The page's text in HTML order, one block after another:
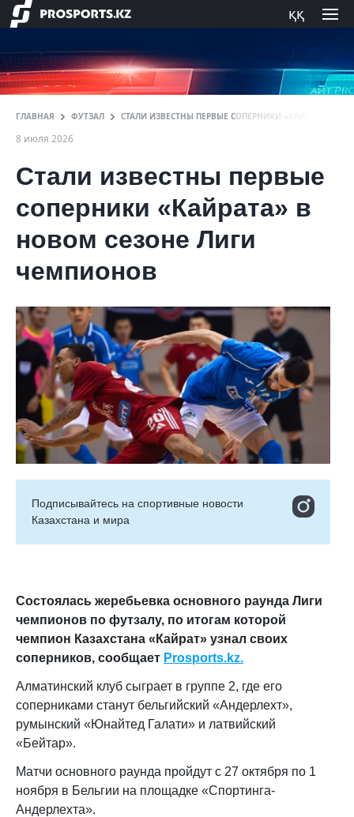
ққ
ГЛАВНАЯ ФУТЗАЛ СТАЛИ ИЗВЕСТНЫ ПЕРВЫЕ СОПЕРНИКИ «КАЙРАТА» В
8 июля 2026
Стали известны первые
соперники «Кайрата» в
новом сезоне Лиги
чемпионов
Подписывайтесь на cпортивные новости
Казахстана и мира
Состоялась жеребьевка основного раунда Лиги
чемпионов по футзалу, по итогам которой
чемпион Казахстана «Кайрат» узнал своих
соперников, сообщает Prosports.kz.
Алматинский клуб сыграет в группе 2, где его
соперниками станут бельгийский «Андерлехт»,
румынский «Юнайтед Галати» и латвийский
«Бейтар».
Матчи основного раунда пройдут с 27 октября по 1
ноября в Бельгии на площадке «Спортинга-
Андерлехта».